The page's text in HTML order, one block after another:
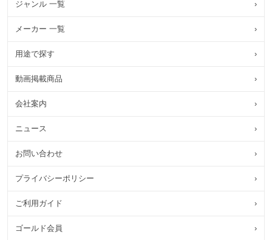
ジャンル 一覧 ›
メーカー 一覧 ›
用途で探す ›
動画掲載商品 ›
会社案内 ›
ニュース ›
お問い合わせ ›
プライバシーポリシー ›
ご利用ガイド ›
ゴールド会員 ›